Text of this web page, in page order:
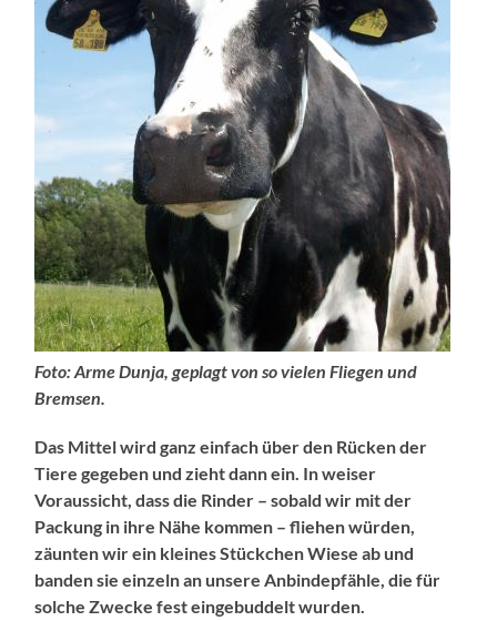
Foto: Arme Dunja, geplagt von so vielen Fliegen und
Bremsen.
Das Mittel wird ganz einfach über den Rücken der
Tiere gegeben und zieht dann ein. In weiser
Voraussicht, dass die Rinder – sobald wir mit der
Packung in ihre Nähe kommen – fliehen würden,
zäunten wir ein kleines Stückchen Wiese ab und
banden sie einzeln an unsere Anbindepfähle, die für
solche Zwecke fest eingebuddelt wurden.